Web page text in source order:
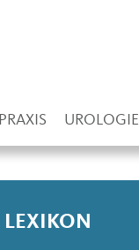
PRAXIS UROLOGIE
LEXIKON